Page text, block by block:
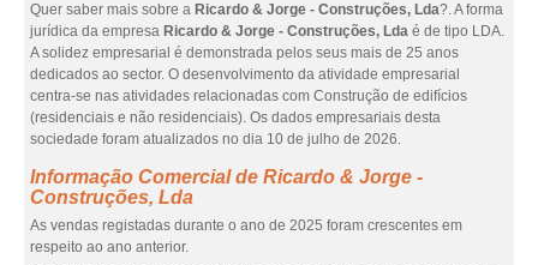
Quer saber mais sobre a Ricardo & Jorge - Construções, Lda?. A forma
jurídica da empresa Ricardo & Jorge - Construções, Lda é de tipo LDA.
A solidez empresarial é demonstrada pelos seus mais de 25 anos
dedicados ao sector. O desenvolvimento da atividade empresarial
centra-se nas atividades relacionadas com Construção de edifícios
(residenciais e não residenciais). Os dados empresariais desta
sociedade foram atualizados no dia 10 de julho de 2026.
Informação Comercial de Ricardo & Jorge -
Construções, Lda
As vendas registadas durante o ano de 2025 foram crescentes em
respeito ao ano anterior.